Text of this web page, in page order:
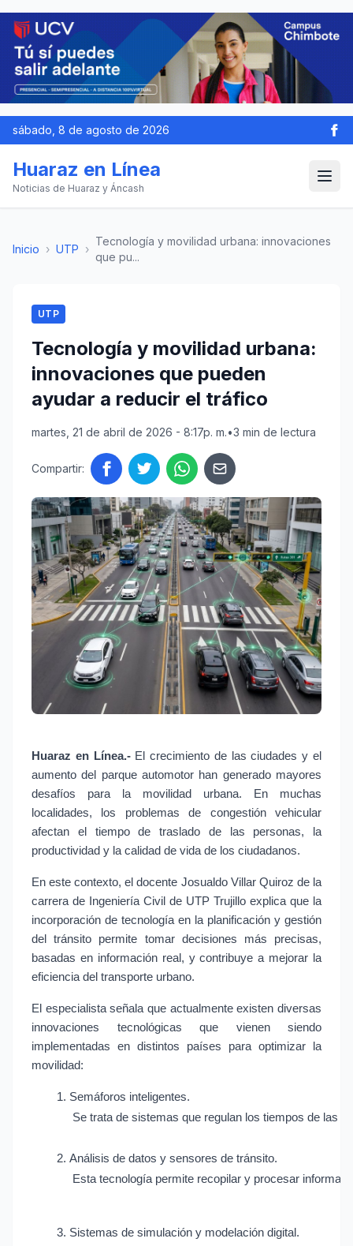
sábado, 8 de agosto de 2026
Huaraz en Línea
Noticias de Huaraz y Áncash
Inicio › UTP ›
Tecnología y movilidad urbana: innovaciones
que pu...
UTP
Tecnología y movilidad urbana:
innovaciones que pueden
ayudar a reducir el tráfico
martes, 21 de abril de 2026 - 8:17p. m.•3 min de lectura
Compartir:
Huaraz en Línea.- El crecimiento de las ciudades y el
aumento del parque automotor han generado mayores
desafíos para la movilidad urbana. En muchas
localidades, los problemas de congestión vehicular
afectan el tiempo de traslado de las personas, la
productividad y la calidad de vida de los ciudadanos.
En este contexto, el docente Josualdo Villar Quiroz de la
carrera de Ingeniería Civil de UTP Trujillo explica que la
incorporación de tecnología en la planificación y gestión
del tránsito permite tomar decisiones más precisas,
basadas en información real, y contribuye a mejorar la
eficiencia del transporte urbano.
El especialista señala que actualmente existen diversas
innovaciones tecnológicas que vienen siendo
implementadas en distintos países para optimizar la
movilidad:
Semáforos inteligentes.
Se trata de sistemas que regulan los tiempos de las
Análisis de datos y sensores de tránsito.
Esta tecnología permite recopilar y procesar
Sistemas de simulación y modelación digital.